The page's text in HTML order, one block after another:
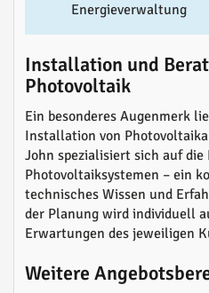
Energieverwaltung
Installation und
Photovoltaik
Ein besonderes Augenmerk
Installation von
John spezialisiert sich auf
Photovoltaiksystemen – ein
technisches Wissen und
der Planung wird individuell
Erwartungen des jeweiligen
Weitere